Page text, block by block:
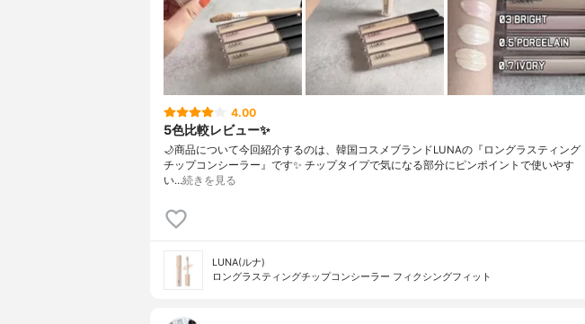
4.00
5色比較レビュー✨
🌙商品について今回紹介するのは、韓国コスメブランドLUNAの『ロングラスティング
チップコンシーラー』です✨ チップタイプで気になる部分にピンポイントで使いやす
い…続きを見る
LUNA(ルナ)
ロングラスティングチップコンシーラー フィクシングフィット